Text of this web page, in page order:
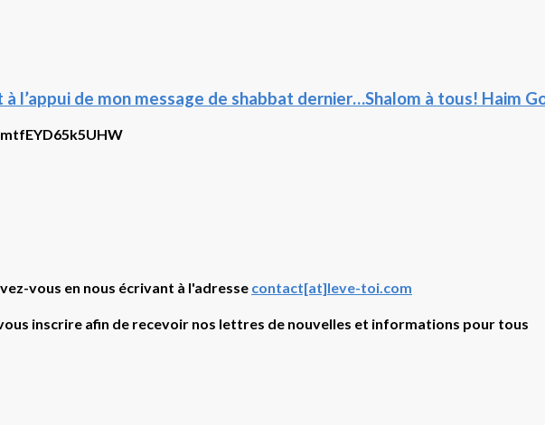
l’appui de mon message de shabbat dernier…Shalom à tous! Haim
vous en nous écrivant à l'adresse contact[at]leve-toi.com
inscrire afin de recevoir nos lettres de nouvelles et informations pour tous